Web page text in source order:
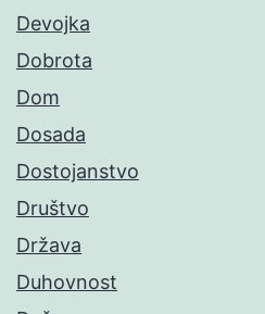
Devojka
Dobrota
Dom
Dosada
Dostojanstvo
Društvo
Država
Duhovnost